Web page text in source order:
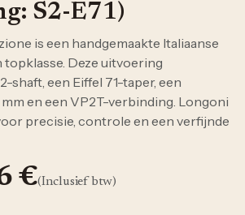
S2-E71)
is een handgemaakte Italiaanse
topklasse. Deze uitvoering
shaft, een Eiffel 71-taper, een
mm en een VP2T-verbinding. Longoni
precisie, controle en een verfijnde
€(Inclusief btw)